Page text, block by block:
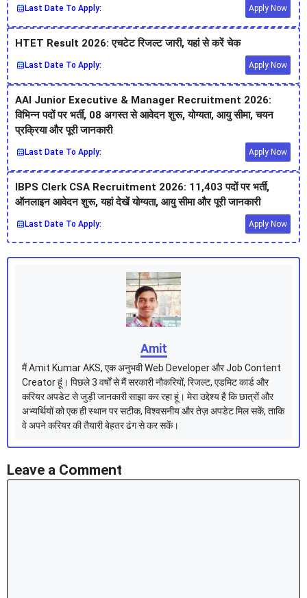
Last Date To Apply: Apply Now
HTET Result 2026: एचटेट रिजल्ट जारी, यहां से करें चेक
Last Date To Apply: Apply Now
AAI Junior Executive & Manager Recruitment 2026:
विभिन्न पदों पर भर्ती, 08 अगस्त से आवेदन शुरू, योग्यता, आयु सीमा, चयन
प्रक्रिया और पूरी जानकारी
Last Date To Apply: Apply Now
IBPS Clerk CSA Recruitment 2026: 11,403 पदों पर भर्ती,
ऑनलाइन आवेदन शुरू, यहां देखें योग्यता, आयु सीमा और पूरी जानकारी
Last Date To Apply: Apply Now
Amit
मैं Amit Kumar AKS, एक अनुभवी Web Developer और Job Content
Creator हूं। पिछले 3 वर्षों से मैं सरकारी नौकरियों, रिजल्ट, एडमिट कार्ड और
करियर अपडेट से जुड़ी जानकारी साझा कर रहा हूं। मेरा उद्देश्य है कि छात्रों और
अभ्यर्थियों को एक ही स्थान पर सटीक, विश्वसनीय और तेज़ अपडेट मिल सकें, ताकि
वे अपने करियर की तैयारी बेहतर ढंग से कर सकें।
Leave a Comment